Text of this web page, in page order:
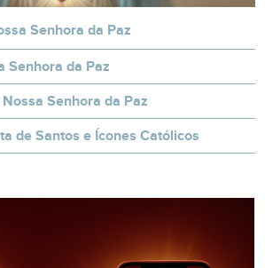
Senhora da Paz
Senhora da Paz
Senhora da Paz
de Santos e Ícones Católicos